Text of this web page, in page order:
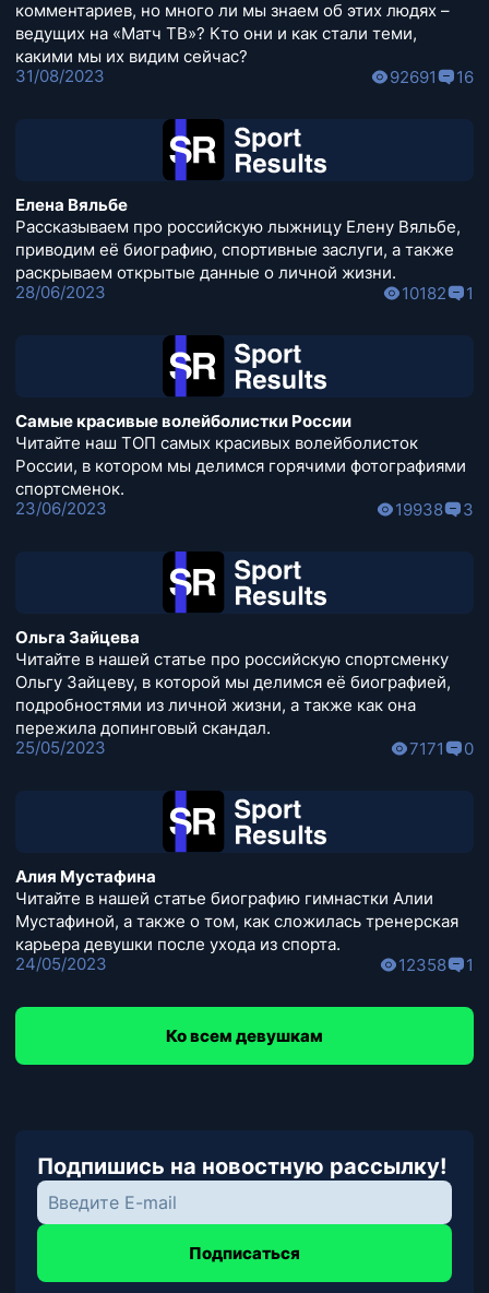
комментариев, но много ли мы знаем об этих людях –
ведущих на «Матч ТВ»? Кто они и как стали теми,
какими мы их видим сейчас?
31/08/2023
92691 16
Елена Вяльбе
Рассказываем про российскую лыжницу Елену Вяльбе,
приводим её биографию, спортивные заслуги, а также
раскрываем открытые данные о личной жизни.
28/06/2023
10182 1
Самые красивые волейболистки России
Читайте наш ТОП самых красивых волейболисток
России, в котором мы делимся горячими фотографиями
спортсменок.
23/06/2023
19938 3
Ольга Зайцева
Читайте в нашей статье про российскую спортсменку
Ольгу Зайцеву, в которой мы делимся её биографией,
подробностями из личной жизни, а также как она
пережила допинговый скандал.
25/05/2023
7171 0
Алия Мустафина
Читайте в нашей статье биографию гимнастки Алии
Мустафиной, а также о том, как сложилась тренерская
карьера девушки после ухода из спорта.
24/05/2023
12358 1
Ко всем девушкам
Подпишись на новостную рассылку!
Подписаться